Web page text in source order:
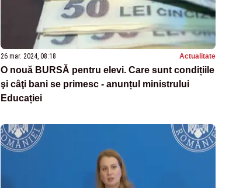
26 mar. 2024, 08:18 Actualitate
O nouă BURSĂ pentru elevi. Care sunt condițiile
şi câţi bani se primesc - anunțul ministrului
Educației